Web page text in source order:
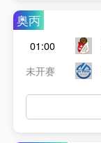
奥丙
01:00
未开赛